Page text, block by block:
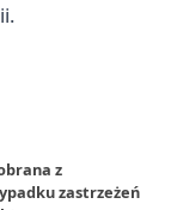
z
zastrzeżeń